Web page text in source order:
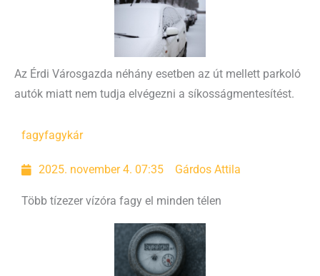
Az Érdi Városgazda néhány esetben az út mellett parkoló
autók miatt nem tudja elvégezni a síkosságmentesítést.
fagyfagykár
2025. november 4. 07:35 Gárdos Attila
Több tízezer vízóra fagy el minden télen